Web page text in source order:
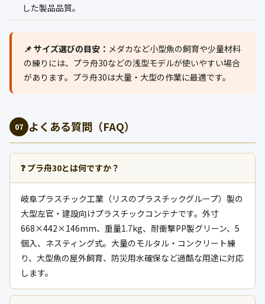
した製品品質。
📌 サイズ選びの目安： メダカなど小型魚の飼育や少量材料
の練りには、プラ舟30などの浅型モデルが使いやすい場合
があります。プラ舟30は大量・大型の作業に最適です。
07 よくある質問（FAQ）
❓ プラ舟30とは何ですか？
岐阜プラスチック工業（リスのプラスチックグループ）製の
大型左官・建設向けプラスチックコンテナです。外寸
668×442×146mm、重量1.7kg、耐衝撃PP製グリーン、5
個入、ネスティング式。大量のモルタル・コンクリート練
り、大型魚の屋外飼育、防災用水確保など過酷な用途に対応
します。